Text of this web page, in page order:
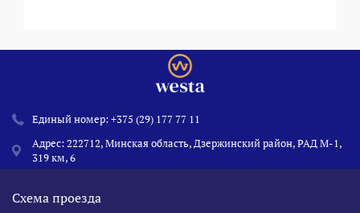
Единый номер:+375 (29) 177 77 11
Адрес: 222712, Минская область, Дзержинский район, РАД М-1,
319 км, 6
Схема проезда